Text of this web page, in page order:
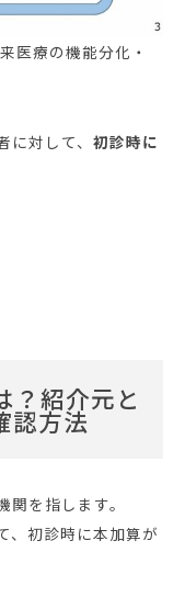
医療の機能分化・
対して、 初診時に
？紹介元と
認方法
関を指します。
、初診時に本加算が